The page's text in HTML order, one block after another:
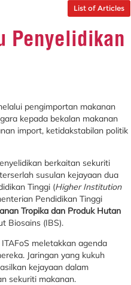
List of Articles
Penyelidikan
pengimportan makanan
kepada bekalan makanan
import, ketidakstabilan politik
berkaitan sekuriti
susulan kejayaan dua
Tinggi (Higher Institution
Pendidikan Tinggi
Tropika dan Produk Hutan
Biosains (IBS).
meletakkan agenda
Jaringan yang kukuh
kejayaan dalam
sekuriti makanan.